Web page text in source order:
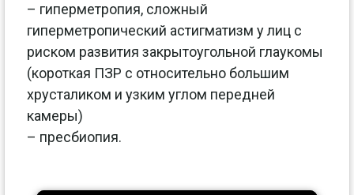
– гиперметропия, сложный
гиперметропический астигматизм у лиц с
риском развития закрытоугольной глаукомы
(короткая ПЗР с относительно большим
хрусталиком и узким углом передней
камеры)
– пресбиопия.